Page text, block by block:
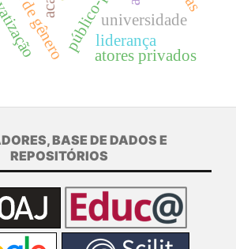
universidade
liderança
atores privados
BASE DE DADOS E
REPOSITÓRIOS